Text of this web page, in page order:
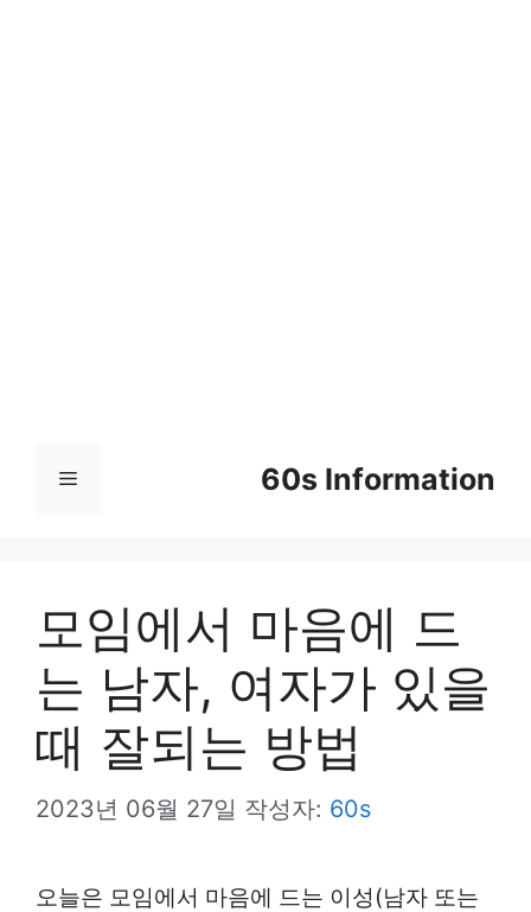
60s Information
메
모임에서 마음에 드
는 남자, 여자가 있을
때 잘되는 방법
2023년 06월 27일 작성자: 60s
오늘은 모임에서 마음에 드는 이성(남자 또는